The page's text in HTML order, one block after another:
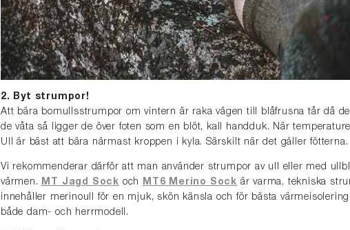
2. Byt strumpor!
Att bära bomullsstrumpor om vintern är raka vägen till blåfrusna tår då
de våta så ligger de över foten som en blöt, kall handduk. När
Ull är bäst att bära närmast kroppen i kyla. Särskilt när det gäller fötterna.
Vi rekommenderar därför att man använder strumpor av ull eller med
värmen. MT Jagd Sock och MT6 Merino Sock är varma, tekniska
innehåller merinoull för en mjuk, skön känsla och för bästa
både dam- och herrmodell.